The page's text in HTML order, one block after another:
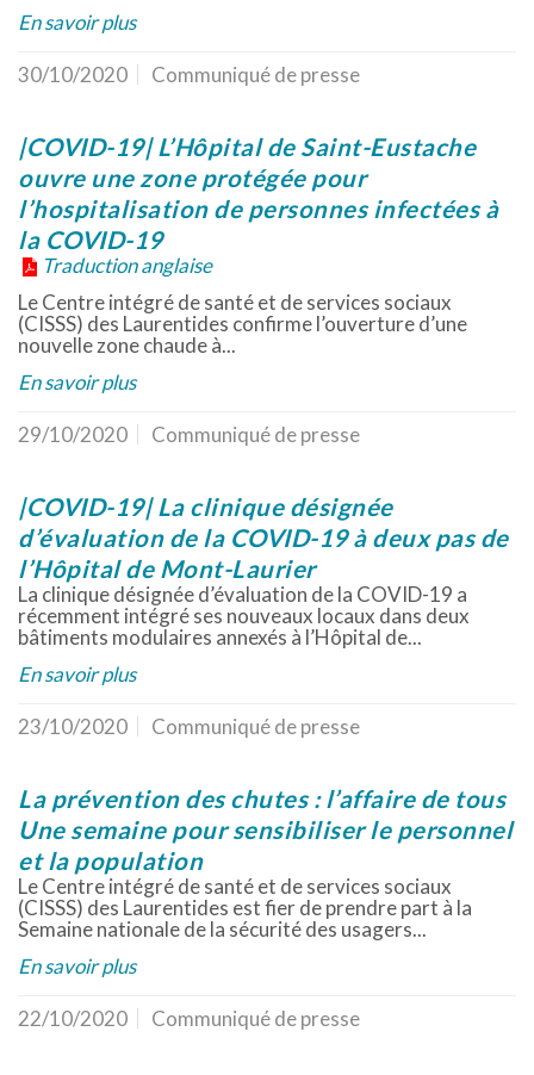
En savoir plus
30/10/2020 Communiqué de presse
|COVID-19| L’Hôpital de Saint-Eustache
ouvre une zone protégée pour
l’hospitalisation de personnes infectées à
la COVID-19
Traduction anglaise
Le Centre intégré de santé et de services sociaux
(CISSS) des Laurentides confirme l’ouverture d’une
nouvelle zone chaude à...
En savoir plus
29/10/2020 Communiqué de presse
|COVID-19| La clinique désignée
d’évaluation de la COVID-19 à deux pas de
l’Hôpital de Mont-Laurier
La clinique désignée d’évaluation de la COVID-19 a
récemment intégré ses nouveaux locaux dans deux
bâtiments modulaires annexés à l’Hôpital de...
En savoir plus
23/10/2020 Communiqué de presse
La prévention des chutes : l’affaire de tous
Une semaine pour sensibiliser le personnel
et la population
Le Centre intégré de santé et de services sociaux
(CISSS) des Laurentides est fier de prendre part à la
Semaine nationale de la sécurité des usagers...
En savoir plus
22/10/2020 Communiqué de presse